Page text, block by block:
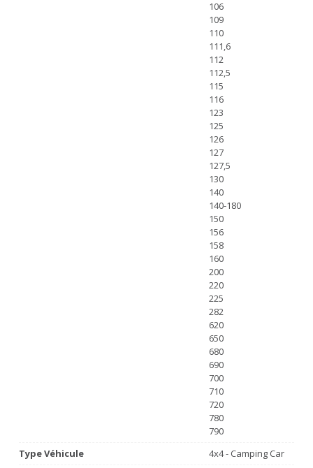
106
109
110
111,6
112
112,5
115
116
123
125
126
127
127,5
130
140
140-180
150
156
158
160
200
220
225
282
620
650
680
690
700
710
720
780
790
Type Véhicule
4x4 - Camping Car